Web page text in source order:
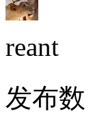
reant
发布数